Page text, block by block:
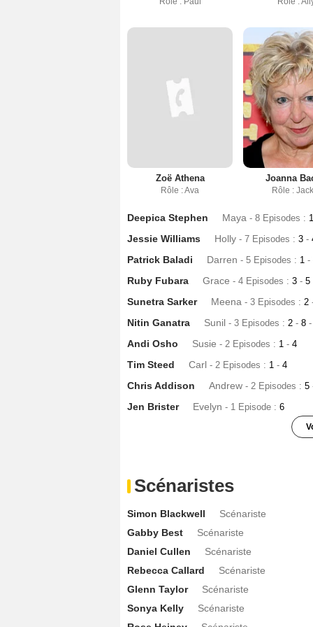
Zoë Athena
Rôle : Ava
Joanna
Rôle :
Deepica Stephen Maya - 8 Episodes : 1
Jessie Williams Holly - 7 Episodes : 3 -
Patrick Baladi Darren - 5 Episodes : 1 -
Ruby Fubara Grace - 4 Episodes : 3 - 5
Sunetra Sarker Meena - 3 Episodes : 2
Nitin Ganatra Sunil - 3 Episodes : 2 - 8 -
Andi Osho Susie - 2 Episodes : 1 - 4
Tim Steed Carl - 2 Episodes : 1 - 4
Chris Addison Andrew - 2 Episodes : 5
Jen Brister Evelyn - 1 Episode : 6
Dean Fagan Jameson
Annie Cowan Kathy - 1 Episode :
Grainne Keenan Siobhan
Sandra Huggett Ros - 1 Episode :
Scénaristes
Simon Blackwell
Scénariste
Gabby Best
Scénariste
Daniel Cullen
Scénariste
Rebecca Callard
Scénariste
Glenn Taylor
Scénariste
Sonya Kelly
Scénariste